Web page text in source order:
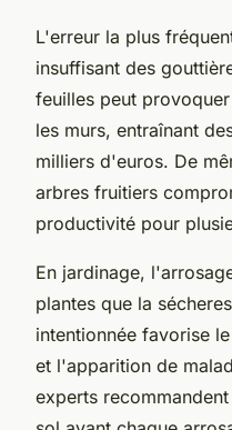
L'erreur la plus
insuffisant des
feuilles peut
les murs, entraînant
milliers d'euros. De
arbres fruitiers
productivité pour
En jardinage,
plantes que la
intentionnée favorise
et l'apparition de
experts